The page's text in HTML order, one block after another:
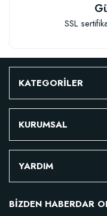
SSL
KATEGORİLER
KURUMSAL
YARDIM
BİZDEN HABERDAR